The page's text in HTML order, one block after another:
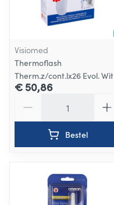
Visiomed
Thermoflash
Therm.z/cont.lx26 Evol. Wit
€ 50,86
Bestel